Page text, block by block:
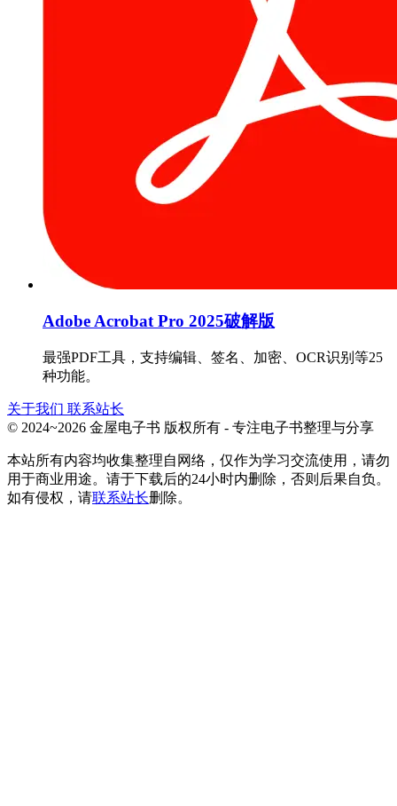
Adobe Acrobat Pro 2025破解版
最强PDF工具，支持编辑、签名、加密、OCR识别等25
种功能。
关于我们 联系站长
© 2024~2026 金屋电子书 版权所有 - 专注电子书整理与分享
本站所有内容均收集整理自网络，仅作为学习交流使用，请勿
用于商业用途。请于下载后的24小时内删除，否则后果自负。
如有侵权，请联系站长删除。